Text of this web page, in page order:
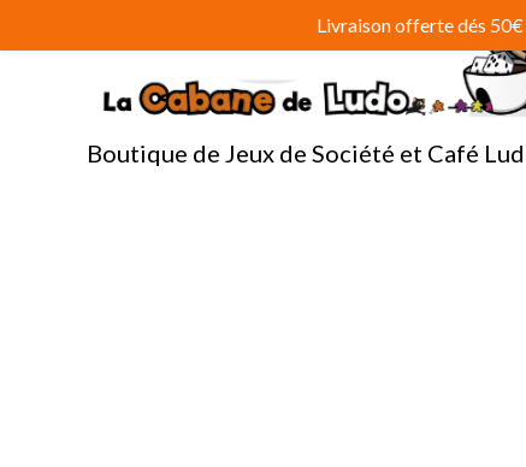
au
Boutique de Jeux de Société et Café
Livraison offerte dés